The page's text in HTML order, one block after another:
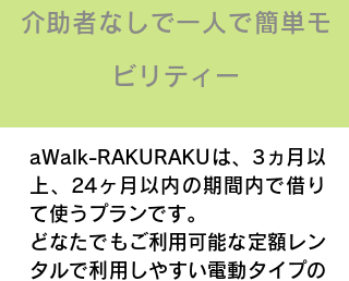
介助者なしで一人で簡単モ
ビリティー
aWalk-RAKURAKUは、3ヵ月以
上、24ヶ月以内の期間内で借り
て使うプランです。
どなたでもご利用可能な定額レン
タルで利用しやすい電動タイプの